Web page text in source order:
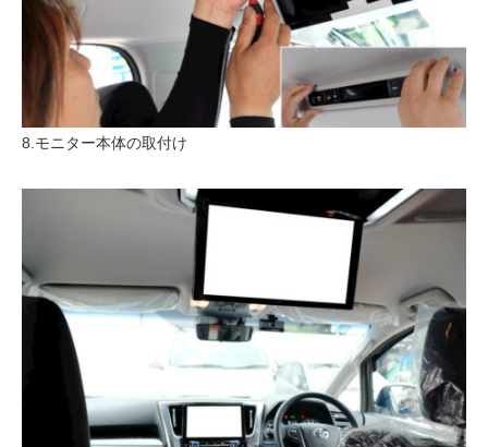
8.モニター本体の取付け